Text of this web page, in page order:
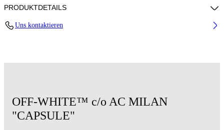
PRODUKTDETAILS
Uns kontaktieren
OFF-WHITE™ c/o AC MILAN
"CAPSULE"